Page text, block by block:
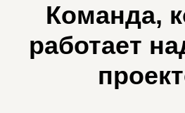
Команда,
работает